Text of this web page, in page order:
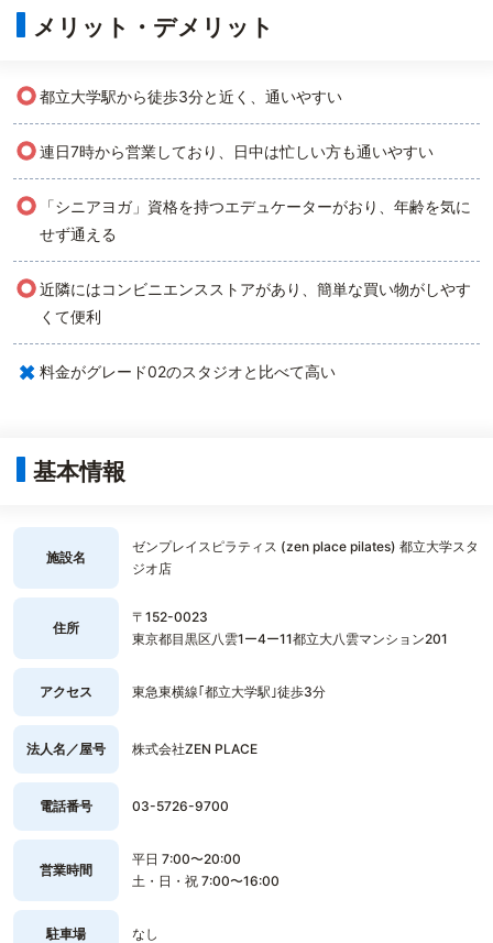
メリット・デメリット
○都立大学駅から徒歩3分と近く、通いやすい
○連日7時から営業しており、日中は忙しい方も通いやすい
○
「シニアヨガ」資格を持つエデュケーターがおり、年齢を気に
せず通える
○近隣にはコンビニエンスストアがあり、簡単な買い物がしやす
くて便利
× 料金がグレード02のスタジオと比べて高い
基本情報
施設名
ゼンプレイスピラティス (zen place pilates) 都立大学スタ
ジオ店
住所
〒152-0023
東京都目黒区八雲1ー4ー11都立大八雲マンション201
アクセス 東急東横線｢都立大学駅｣徒歩3分
法人名／屋号 株式会社ZEN PLACE
電話番号 03-5726-9700
営業時間
平日 7:00〜20:00
土・日・祝 7:00〜16:00
駐車場 なし